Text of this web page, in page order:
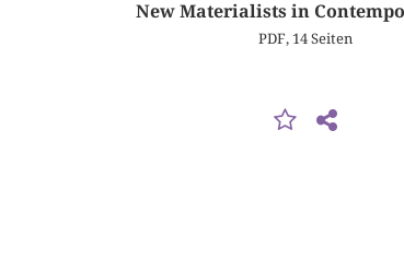
New Materialists in
PDF, 14 Seiten